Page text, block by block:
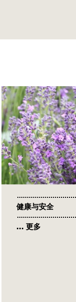
健康与安全
... 更多